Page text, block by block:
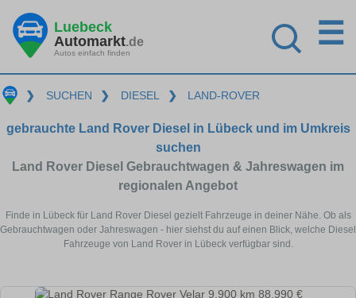
Luebeck
Automarkt.de
Autos einfach finden
☰
❯ SUCHEN ❯ DIESEL ❯ LAND-ROVER
gebrauchte Land Rover Diesel in Lübeck und im Umkreis
suchen
Land Rover Diesel Gebrauchtwagen & Jahreswagen im
regionalen Angebot
Finde in Lübeck für Land Rover Diesel gezielt Fahrzeuge in deiner Nähe. Ob als
Gebrauchtwagen oder Jahreswagen - hier siehst du auf einen Blick, welche Diesel
Fahrzeuge von Land Rover in Lübeck verfügbar sind.